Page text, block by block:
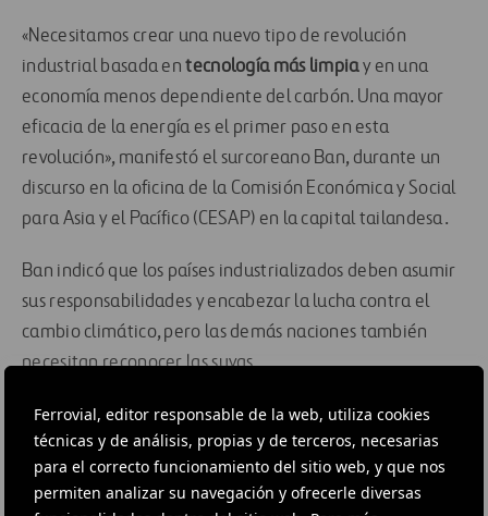
Ferrovial, editor responsable de la web, utiliza cookies
técnicas y de análisis, propias y de terceros, necesarias
para el correcto funcionamiento del sitio web, y que nos
permiten analizar su navegación y ofrecerle diversas
«Necesitamos crear una nuevo tipo de revolución
industrial basada entecnología más limpiay en una
economía menos dependiente del carbón. Una mayor
eficacia de la energía es el primer paso en esta
revolución», manifestó el surcoreano Ban, durante un
discurso en la oficina de la Comisión Económica y Social
para Asia y el Pacífico (CESAP) en la capital tailandesa.
Ban indicó que los países industrializados deben asumir
sus responsabilidades y encabezar la lucha contra el
cambio climático, pero las demás naciones también
necesitan reconocer las suyas.
Pidió a los Estados más ricos que utilicen sus recursos
financieros y tecnológicos para liderar la
transformación y para ayudar a los más necesitados a
adaptarse, sin que ello suponga una merma del derecho